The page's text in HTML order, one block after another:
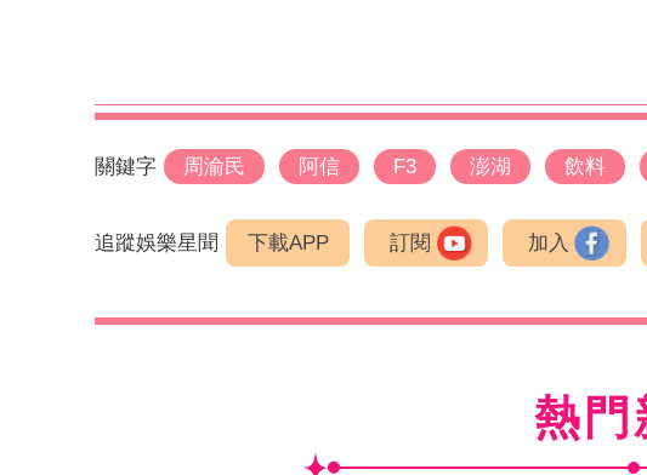
關鍵字 周渝民 阿信 F3 澎湖 飲料
追蹤娛樂星聞 下載APP 訂閱 加入
熱門